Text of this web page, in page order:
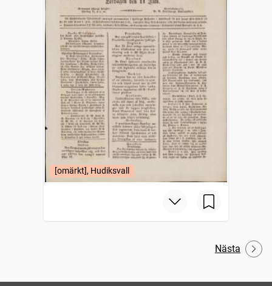
[omärkt], Hudiksvall
Nästa